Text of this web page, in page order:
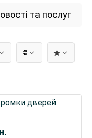
та послуг
₴
дверей